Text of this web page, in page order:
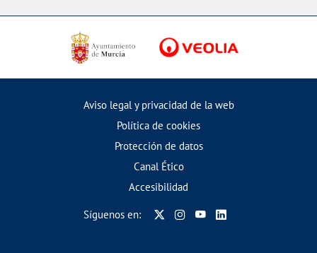
Aviso legal y privacidad de la web
Política de cookies
Protección de datos
Canal Ético
Accesibilidad
Síguenos en: